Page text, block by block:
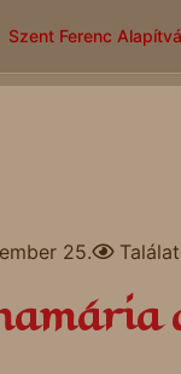
Szent Ferenc
25.